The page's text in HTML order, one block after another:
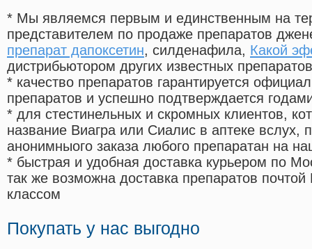
* Мы являемся первым и единственным на
представителем по продаже препаратов
препарат дапоксетин, силденафила, Какой
дистрибьютором других известных препаратов
* качество препаратов гарантируется
препаратов и успешно подтверждается
* для стестинельных и скромных клиентов,
название Виагра или Сиалис в аптеке вслух,
анонимныого заказа любого препаратан на
* быстрая и удобная доставка курьером по
так же возможна доставка препаратов
классом
Покупать у нас выгодно